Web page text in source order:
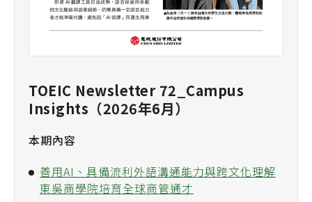
TOEIC Newsletter 72_Campus
Insights（2026年6月）
本期內容
善用AI、具備流利外語溝通能力與跨文化理解
東吳商學院培育全球商管通才